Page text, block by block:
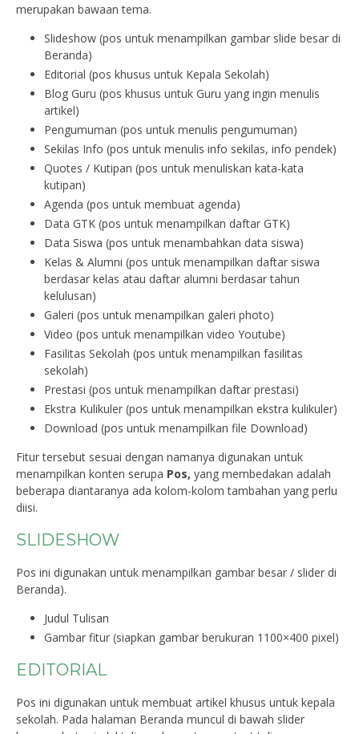
merupakan bawaan tema.
Slideshow (pos untuk menampilkan gambar slide besar di
Beranda)
Editorial (pos khusus untuk Kepala Sekolah)
Blog Guru (pos khusus untuk Guru yang ingin menulis
artikel)
Pengumuman (pos untuk menulis pengumuman)
Sekilas Info (pos untuk menulis info sekilas, info pendek)
Quotes / Kutipan (pos untuk menuliskan kata-kata
kutipan)
Agenda (pos untuk membuat agenda)
Data GTK (pos untuk menampilkan daftar GTK)
Data Siswa (pos untuk menambahkan data siswa)
Kelas & Alumni (pos untuk menampilkan daftar siswa
berdasar kelas atau daftar alumni berdasar tahun
kelulusan)
Galeri (pos untuk menampilkan galeri photo)
Video (pos untuk menampilkan video Youtube)
Fasilitas Sekolah (pos untuk menampilkan fasilitas
sekolah)
Prestasi (pos untuk menampilkan daftar prestasi)
Ekstra Kulikuler (pos untuk menampilkan ekstra kulikuler)
Download (pos untuk menampilkan file Download)
Fitur tersebut sesuai dengan namanya digunakan untuk
menampilkan konten serupa Pos, yang membedakan adalah
beberapa diantaranya ada kolom-kolom tambahan yang perlu
diisi.
SLIDESHOW
Pos ini digunakan untuk menampilkan gambar besar / slider di
Beranda).
Judul Tulisan
Gambar fitur (siapkan gambar berukuran 1100×400 pixel)
EDITORIAL
Pos ini digunakan untuk membuat artikel khusus untuk kepala
sekolah. Pada halaman Beranda muncul di bawah slider